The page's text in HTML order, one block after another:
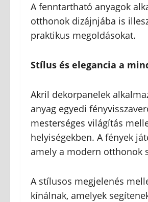
A fenntartható anyagok
otthonok dizájnjába is
praktikus megoldásokat.
Stílus és elegancia a
Akril dekorpanelek
anyag egyedi
mesterséges világítás
helyiségekben. A fények
amely a modern otthonok
A stílusos megjelenés
kínálnak, amelyek